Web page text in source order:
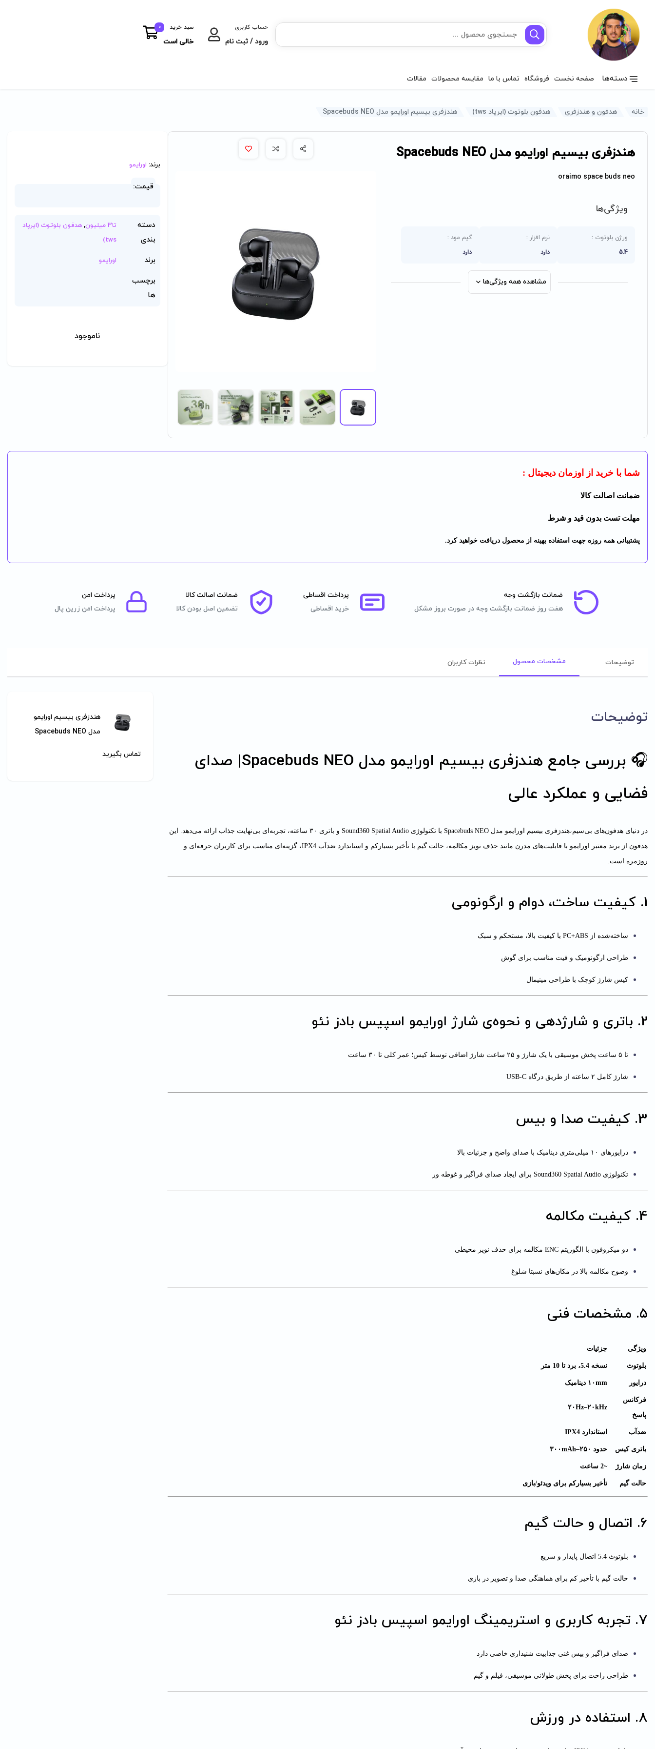
حساب کاربری
ورود / ثبت نام
سبد خرید
خالی است
0
دسته‌ها صفحه نخست فروشگاه تماس با ما مقایسه محصولات مقالات
خانه هدفون و هندزفری هدفون بلوتوث (ایرپاد tws) هندزفری بیسیم اورایمو مدل Spacebuds NEO
هندزفری بیسیم اورایمو مدل Spacebuds NEO
oraimo space buds neo
ویژگی‌ها
ورژن بلوتوث :
5.4
نرم افزار :
دارد
گیم مود :
دارد
مشاهده همه ویژگی‌ها
برند: اورایمو
قیمت:
دسته
بندی
تا3 میلیون ,هدفون بلوتوث (ایرپاد
tws)
برند اورایمو
برچسب
ها
ناموجود
شما با خرید از اوزمان دیجیتال :
ضمانت اصالت کالا
مهلت تست بدون قید و شرط
پشتیبانی همه روزه جهت استفاده بهینه از محصول دریافت خواهید کرد.
ضمانت بازگشت وجه
هفت روز ضمانت بازگشت وجه در صورت بروز مشکل
پرداخت اقساطی
خرید اقساطی
ضمانت اصالت کالا
تضمین اصل بودن کالا
پرداخت امن
پرداخت امن زرین پال
توضیحات مشخصات محصول نظرات کاربران
توضیحات
🎧 بررسی جامع هندزفری بیسیم اورایمو مدل Spacebuds NEO| صدای
فضایی و عملکرد عالی
در دنیای هدفون‌های بی‌سیم،هندزفری بیسیم اورایمو مدل Spacebuds NEO با تکنولوژی ‌Sound360 Spatial Audio و باتری ۳۰ ساعته، تجربه‌ای بی‌نهایت جذاب ارائه می‌دهد. این
هدفون از برند معتبر اورایمو با قابلیت‌های مدرن مانند حذف نویز مکالمه، حالت گیم با تأخیر بسیارکم و استاندارد ضدآب IPX4، گزینه‌ای مناسب برای کاربران حرفه‌ای و
روزمره است.
1. کیفیت ساخت، دوام و ارگونومی
ساخته‌شده از PC+ABS با کیفیت بالا، مستحکم و سبک
طراحی ارگونومیک و فیت مناسب برای گوش
کیس شارژ کوچک با طراحی مینیمال
2. باتری و شارژدهی و نحوه‌ی شارژ اورایمو اسپیس بادز نئو
تا ۵ ساعت پخش موسیقی با یک شارژ و ۲۵ ساعت شارژ اضافی توسط کیس؛ عمر کلی تا ۳۰ ساعت
شارژ کامل ۲ ساعته از طریق درگاه USB‑C
3. کیفیت صدا و بیس
درایورهای ۱۰ میلی‌متری دینامیک با صدای واضح و جزئیات بالا
تکنولوژی Sound360 Spatial Audio برای ایجاد صدای فراگیر و غوطه‌ ور
4. کیفیت مکالمه
دو میکروفون با الگوریتم ENC مکالمه برای حذف نویز محیطی
وضوح مکالمه بالا در مکان‌های نسبتا شلوغ
5. مشخصات فنی
ویژگی جزئیات
بلوتوث نسخه 5.4، برد تا 10 متر
درایور ۱۰mm دینامیک
فرکانس
پاسخ
۲۰Hz–۲۰kHz
ضدآب استاندارد IPX4
باتری کیس حدود ۲۵۰–۳۰۰mAh
زمان شارژ ~2 ساعت
حالت گیم تأخیر بسیارکم برای ویدئو/بازی
6. اتصال و حالت گیم
بلوتوث 5.4 اتصال پایدار و سریع
حالت گیم با تأخیر کم برای هماهنگی صدا و تصویر در بازی
7. تجربه کاربری و استریمینگ اورایمو اسپیس بادز نئو
صدای فراگیر و بیس غنی جذابیت شنیداری خاصی دارد
طراحی راحت برای پخش طولانی موسیقی، فیلم و گیم
8. استفاده در ورزش
هندزفری بیسیم اورایمو
مدل Spacebuds NEO
تماس بگیرید